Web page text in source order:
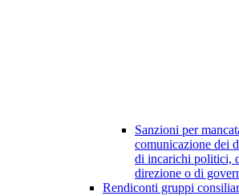
Sanzioni per
comunicazione dei
di incarichi politici,
direzione o di
Rendiconti gruppi